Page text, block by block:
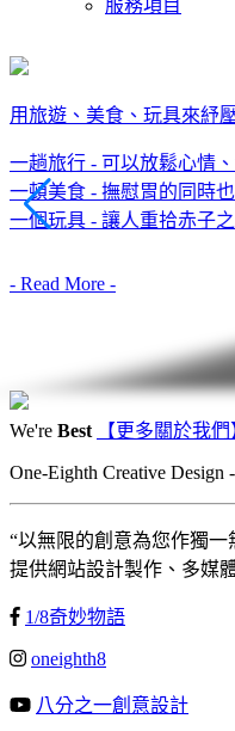
服務項目
用旅遊、美食、玩具來紓
一趟旅行 - 可以放鬆心情
一頓美食 - 撫慰胃的同時
一個玩具 - 讓人重拾赤子之
- Read More -
以無限的創意為您作獨一
了解客戶的需求，
精湛的專業設計，
整合各種數位技術，
讓每個專案都發揮最大效益
We're Best 【更多關於我們
One-Eighth Creative Design
“以無限的創意為您作獨一
提供網站設計製作、多媒
1/8奇妙物語
oneighth8
八分之一創意設計